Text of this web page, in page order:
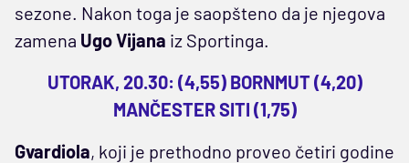
sezone. Nakon toga je saopšteno da je njegova
zamena Ugo Vijana iz Sportinga.
UTORAK, 20.30: (4,55) BORNMUT (4,20)
MANČESTER SITI (1,75)
Gvardiola, koji je prethodno proveo četiri godine